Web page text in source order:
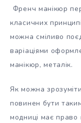
Френч манікюр
класичних
можна сміливо
варіаціями
манікюр, металік.
Як можна
повинен бути
модниці має право